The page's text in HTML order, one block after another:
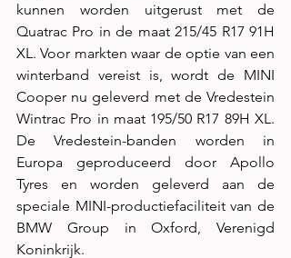
kunnen worden uitgerust met de
Quatrac Pro in de maat 215/45 R17 91H
XL. Voor markten waar de optie van een
winterband vereist is, wordt de MINI
Cooper nu geleverd met de Vredestein
Wintrac Pro in maat 195/50 R17 89H XL.
De Vredestein-banden worden in
Europa geproduceerd door Apollo
Tyres en worden geleverd aan de
speciale MINI-productiefaciliteit van de
BMW Group in Oxford, Verenigd
Koninkrijk.